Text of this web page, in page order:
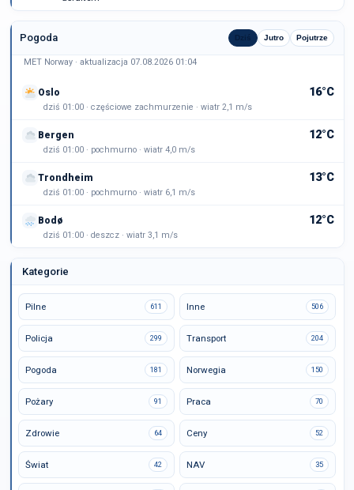
Pogoda Dziś Jutro Pojutrze
MET Norway · aktualizacja 07.08.2026 01:04
Oslo 16°C
dziś 01:00 · częściowe zachmurzenie · wiatr 2,1 m/s
Bergen 12°C
dziś 01:00 · pochmurno · wiatr 4,0 m/s
Trondheim 13°C
dziś 01:00 · pochmurno · wiatr 6,1 m/s
Bodø 12°C
dziś 01:00 · deszcz · wiatr 3,1 m/s
Kategorie
Pilne 611 Inne 506
Policja 299 Transport 204
Pogoda 181 Norwegia 150
Pożary 91 Praca 70
Zdrowie 64 Ceny 52
Świat 42 NAV 35